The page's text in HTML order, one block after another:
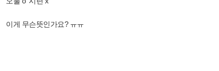
이게 무슨뜻인가요? ㅠㅠ